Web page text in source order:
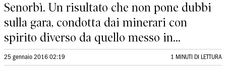
Senorbì. Un risultato che non pone dubbi
sulla gara, condotta dai minerari con
spirito diverso da quello messo in...
25 gennaio 2016 02:19 1 MINUTI DI LETTURA